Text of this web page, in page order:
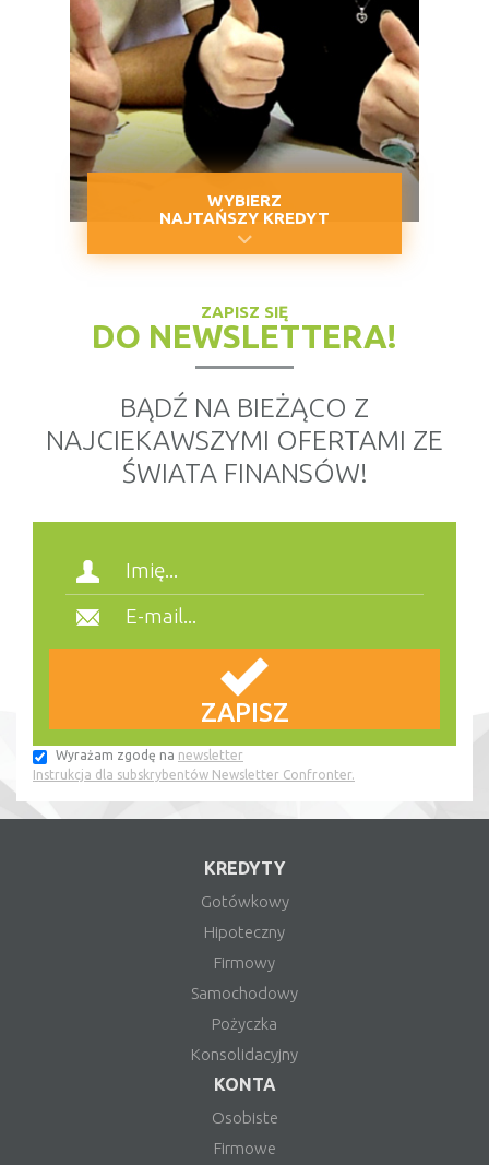
WYBIERZ
NAJTAŃSZY KREDYT
ZAPISZ SIĘ
DO NEWSLETTERA!
BĄDŹ NA BIEŻĄCO Z
NAJCIEKAWSZYMI OFERTAMI ZE
ŚWIATA FINANSÓW!
Wyrażam zgodę na newsletter
Instrukcja dla subskrybentów Newsletter Confronter.
KREDYTY
Gotówkowy
Hipoteczny
Firmowy
Samochodowy
Pożyczka
Konsolidacyjny
KONTA
Osobiste
Firmowe